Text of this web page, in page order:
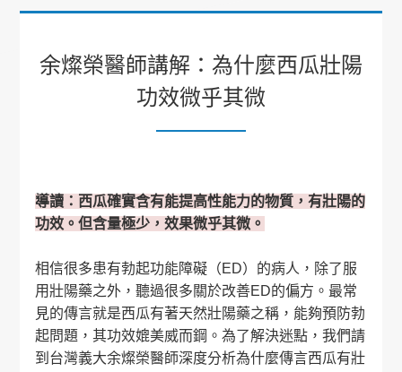
余燦榮醫師講解：為什麼西瓜壯陽
功效微乎其微
導讀：西瓜確實含有能提高性能力的物質，有壯陽的
功效。但含量極少，效果微乎其微。
相信很多患有勃起功能障礙（ED）的病人，除了服
用壯陽藥之外，聽過很多關於改善ED的偏方。最常
見的傳言就是西瓜有著天然壯陽藥之稱，能夠預防勃
起問題，其功效媲美威而鋼。為了解決迷點，我們請
到台灣義大余燦榮醫師深度分析為什麼傳言西瓜有壯